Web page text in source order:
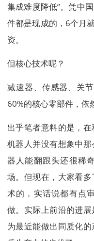
集成难度降低”。凭中
件都是现成的，6个月
资。
但核心技术呢？
减速器、传感器、关
60%的核心零部件，依
出乎笔者意料的是，
机器人并没有想象中
器人能翻跟头还很稀
场。但现在，大家看
术的，实话说都有点
做。实际上前沿的进
为最近能做出同质化